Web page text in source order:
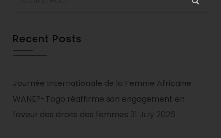
Recent Posts
Journée Internationale de la Femme Africaine :
WANEP-Togo réaffirme son engagement en
faveur des droits des femmes 31 July 2026